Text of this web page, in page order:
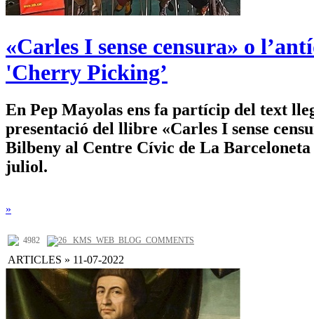
«Carles I sense censura» o
'Cherry Picking’
En Pep Mayolas ens fa partícip del text
presentació del llibre «Carles I sense
Bilbeny al Centre Cívic de La Barceloneta
juliol.
»
4982 26 _KMS_WEB_BLOG_COMMENTS
ARTICLES » 11-07-2022